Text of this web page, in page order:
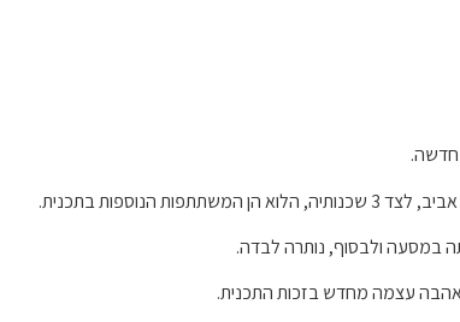
חדשה.
הנוספות בתכנית.
במסעה ולבסוף, נותרה לבדה.
עצמה מחדש בזכות התכנית.